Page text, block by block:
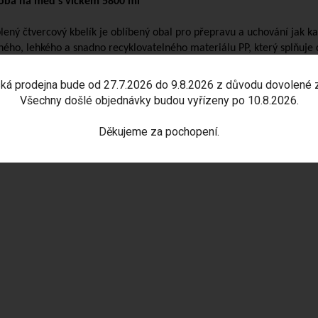
čtvercový kbelík je oblíbený obal pro přepravu a uchování jak
lehkého a snadno recyklovatelného materiálu PP, který
odnímatelnou obchodní pojistkou originality a celoplastovým
prodejna bude od 27.7.2026 do 9.8.2026 z důvodu dovolené
Všechny došlé objednávky budou vyřízeny po 10.8.2026.
Děkujeme za pochopení.